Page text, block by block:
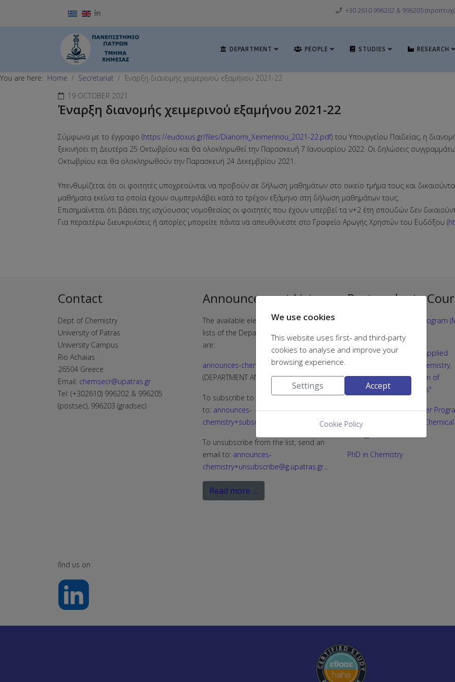
Select your language +30 2610 996202 & 996205
DEPARTMENT PEOPLE STUDIES RESEARCH
You are here: Home Secretariat
Έναρξη διανομής χειμερινού εξαμήνου 2021-22
19 OCTOBER 2021
Έναρξη διανομής χειμερινού εξαμήνου 2021-22
Σύμφωνα με το έγγραφο (https://eudoxus.gr/files/Dianomi_Xeimerinou_2021-22.pdf) του Υπουργείου Παιδείας, η
ξεκινήσει τη Δευτέρα 25 Οκτωβρίου και θα ολοκληρωθεί την Παρασκευή 7 Ιανουαρίου 2022. Οι δηλώσεις
Οκτωβρίου και θα ολοκληρωθούν την Παρασκευή 24 Δεκεμβρίου 2021.
Υπενθυμίζεται ότι οι φοιτητές υποχρεούνται να προβούν σε δήλωση μαθημάτων στο οικείο τμήμα τους και
μαθήματα εκείνα τα οποία έχουν συμπεριλάβει κατά το τρέχον εξάμηνο στη δήλωση μαθημάτων τους.
Επισημαίνεται ότι βάσει της ισχύουσας νομοθεσίας οι φοιτητές που έχουν υπερβεί τα ν+2 έτη σπουδών δεν
Για περαιτέρω διευκρινίσεις ή απορίες μπορείτε πάντα να απευθύνεστε στο Γραφείο Αρωγής Χρηστών του Ευδόξου (
Contact
Dept of Chemistry
University of Patras
University Campus
Rio Achaias
26504 Greece
Email: chemsecr@upatras.gr
Tel: (+302610) 996202 & 996205
(postsec), 996203 (gradsec)
find us on
Announcement Lists
The available electronic announcement
lists of the Department of Chemistry
are:
announces-chemistry@g.upatras.gr
(DEPARTMENT ANNOUNCEMENTS)
To subscribe to the list, send an email
to: announces-
chemistry+subscribe@g.upatras.gr
To unsubscribe from the list, send an
email to: announces-
chemistry+unsubscribe@g.upatras.gr...
Read more …
Postgraduate
Postgraduate Studies Program
"CHEMISTRY"
Joint MSc programme "Applied
Biochemistry: Clinical Chemistry,
Biotechnology, Evaluation of
Pharmaceutical Products"
Interdepartmental Master
“Medicinal Chemistry & Chemical
PhD in Chemistry
We use cookies
This website uses first- and third-party
cookies to analyse and improve your
browsing experience.
Settings Accept
Cookie Policy